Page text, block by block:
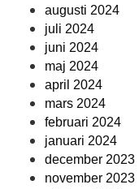
augusti 2024
juli 2024
juni 2024
maj 2024
april 2024
mars 2024
februari 2024
januari 2024
december 2023
november 2023